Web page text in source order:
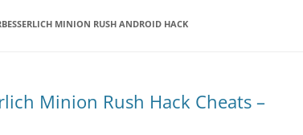
MINION RUSH ANDROID HACK
Minion Rush Hack Cheats –